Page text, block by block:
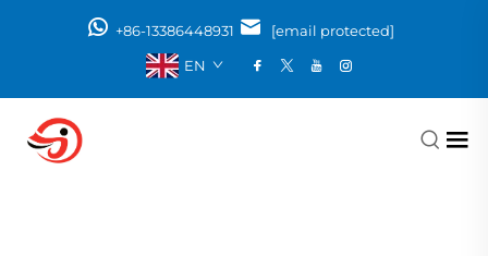
+86-13386448931
[email protected]
EN